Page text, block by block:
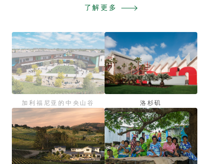
了解更多
加利福尼亚的中央山谷 洛杉矶